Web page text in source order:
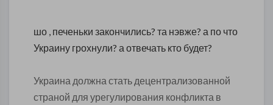
шо , печеньки закончились? та нэвже? а по что
Украину грохнули? а отвечать кто будет?
Украина должна стать децентрализованной
страной для урегулирования конфликта в